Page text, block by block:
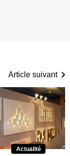
Article suivant
Actualité